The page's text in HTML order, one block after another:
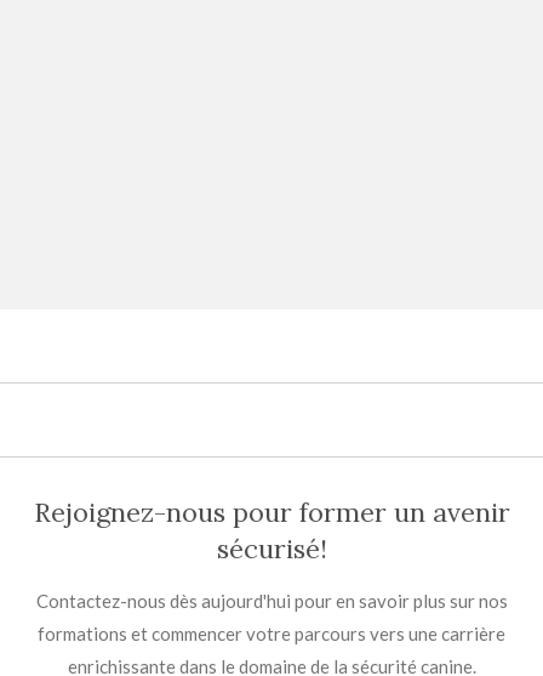
Rejoignez-nous pour former un avenir
sécurisé!
Contactez-nous dès aujourd'hui pour en savoir plus sur nos
formations et commencer votre parcours vers une carrière
enrichissante dans le domaine de la sécurité canine.